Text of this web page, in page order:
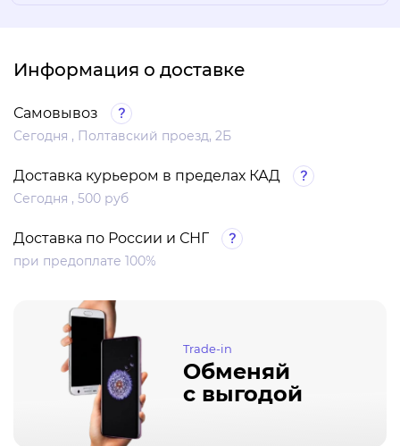
Информация о доставке
Самовывоз
Сегодня , Полтавский проезд, 2Б
Доставка курьером в пределах КАД
Сегодня , 500 руб
Доставка по России и СНГ
при предоплате 100%
Trade-in
Обменяй
с выгодой